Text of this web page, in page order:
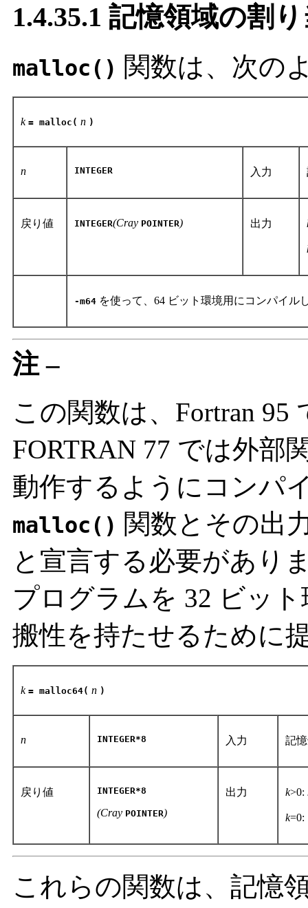
1.4.35.1 記憶領域の割
malloc() 関数は、次の
k = malloc( n )
n INTEGER 入力
戻り値 INTEGER(Cray POINTER) 出力
-m64 を使って、64 ビット環境用にコンパイル
注 –
この関数は、Fortran
FORTRAN 77 では外部
動作するようにコンパ
malloc() 関数とその出
と宣言する必要があり
プログラムを 32 ビッ
搬性を持たせるために
k = malloc64( n )
n INTEGER*8 入力 記
戻り値 INTEGER*8
(Cray POINTER)
出力 k>0:
k=0:
これらの関数は、記憶